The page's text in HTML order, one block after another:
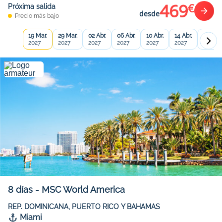
Próxima salida
Precio más bajo desde469€
19 Mar.
2027
29 Mar.
2027
02 Abr.
2027
06 Abr.
2027
10 Abr.
2027
14 Abr.
2027
18 Abr.
2027
8 días - MSC World America
REP. DOMINICANA, PUERTO RICO Y BAHAMAS
Miami